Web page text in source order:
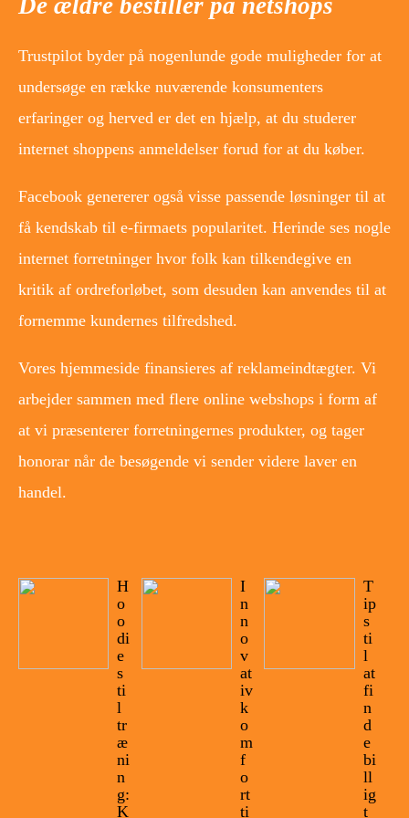
De ældre bestiller på netshops
Trustpilot byder på nogenlunde gode muligheder for at
undersøge en række nuværende konsumenters
erfaringer og herved er det en hjælp, at du studerer
internet shoppens anmeldelser forud for at du køber.
Facebook genererer også visse passende løsninger til at
få kendskab til e-firmaets popularitet. Herinde ses nogle
internet forretninger hvor folk kan tilkendegive en
kritik af ordreforløbet, som desuden kan anvendes til at
fornemme kundernes tilfredshed.
Vores hjemmeside finansieres af reklameindtægter. Vi
arbejder sammen med flere online webshops i form af
at vi præsenterer forretningernes produkter, og tager
honorar når de besøgende vi sender videre laver en
handel.
H
o
o
di
e
s
ti
l
tr
æ
ni
n
g:
K
I
n
n
o
v
at
iv
k
o
m
f
o
rt
ti
T
ip
s
ti
l
at
fi
n
d
e
bi
ll
ig
t